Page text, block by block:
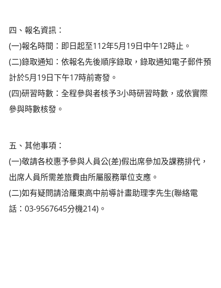
四、報名資訊：
(一)報名時間：即日起至112年5月19日中午12時止。
(二)錄取通知：依報名先後順序錄取，錄取通知電子郵件預
計於5月19日下午17時前寄發。
(四)研習時數：全程參與者核予3小時研習時數，或依實際
參與時數核發。
五、其他事項：
(一)敬請各校惠予參與人員公(差)假出席參加及課務排代，
出席人員所需差旅費由所屬服務單位支應。
(二)如有疑問請洽羅東高中前導計畫助理李先生(聯絡電
話：03-9567645分機214)。